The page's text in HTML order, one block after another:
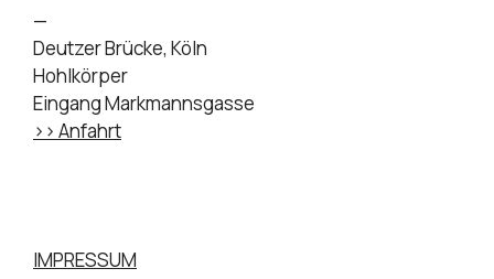
—
Deutzer Brücke, Köln
Hohlkörper
Eingang Markmannsgasse
>> Anfahrt
IMPRESSUM